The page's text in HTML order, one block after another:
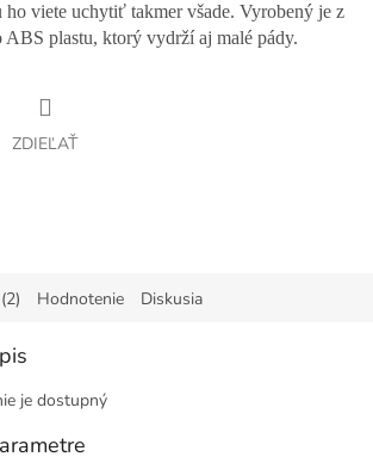
ho viete uchytiť takmer všade. Vyrobený je z
ABS plastu, ktorý vydrží aj malé pády.
ZDIEĽAŤ
Hodnotenie Diskusia
je dostupný